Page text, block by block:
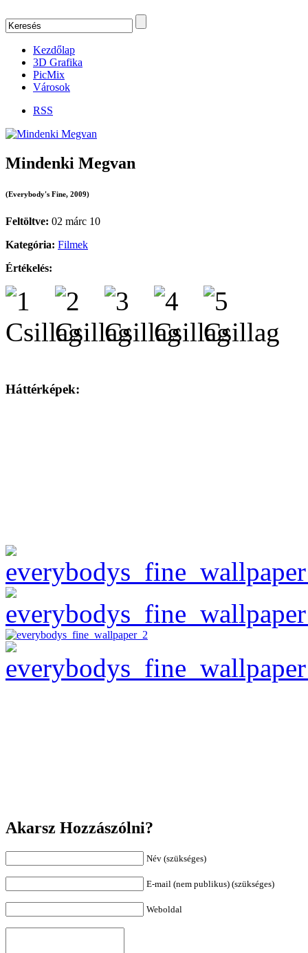
Kezdőlap
3D Grafika
PicMix
Városok
RSS
Mindenki Megvan
(Everybody's Fine, 2009)
Feltöltve: 02 márc 10
Kategória: Filmek
Értékelés:
Háttérképek:
Akarsz Hozzászólni?
Név (szükséges)
E-mail (nem publikus) (szükséges)
Weboldal